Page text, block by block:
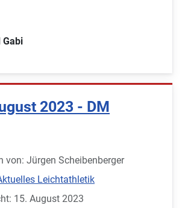
Gabi
2023 - DM
von: Jürgen Scheibenberger
Leichtathletik
15. August 2023